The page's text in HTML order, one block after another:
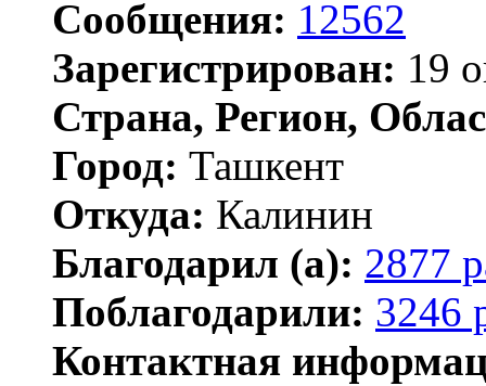
Сообщения: 12562
Зарегистрирован: 19
Страна, Регион,
Город: Ташкент
Откуда: Калинин
Благодарил (а): 2877
Поблагодарили: 3246
Контактная